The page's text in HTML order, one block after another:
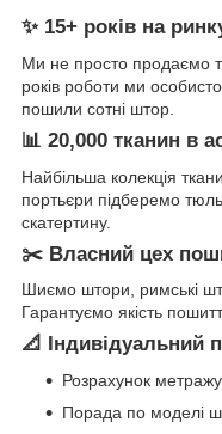
✨ 15+ років на
Ми не просто продаємо
років роботи ми
пошили сотні штор.
📊 20,000 тканин в
Найбільша колекція
портьєри підберемо
скатертину.
✂️ Власний цех
Шиємо штори, римські
Гарантуємо якість
📐 Індивідуальний
Розрахунок
Порада по моделі